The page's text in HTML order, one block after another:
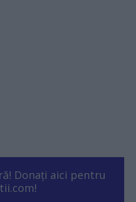
Donați aici pentru